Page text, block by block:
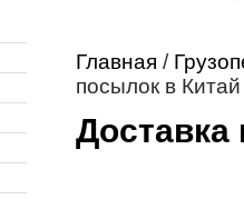
Главная /
посылок в Китай
Доставка